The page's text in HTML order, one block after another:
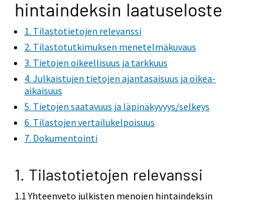
hintaindeksin laatuseloste
1. Tilastotietojen relevanssi
2. Tilastotutkimuksen menetelmäkuvaus
3. Tietojen oikeellisuus ja tarkkuus
4. Julkaistujen tietojen ajantasaisuus ja oikea-
aikaisuus
5. Tietojen saatavuus ja läpinäkyvyys/selkeys
6. Tilastojen vertailukelpoisuus
7. Dokumentointi
1. Tilastotietojen relevanssi
1.1 Yhteenveto julkisten menojen hintaindeksin